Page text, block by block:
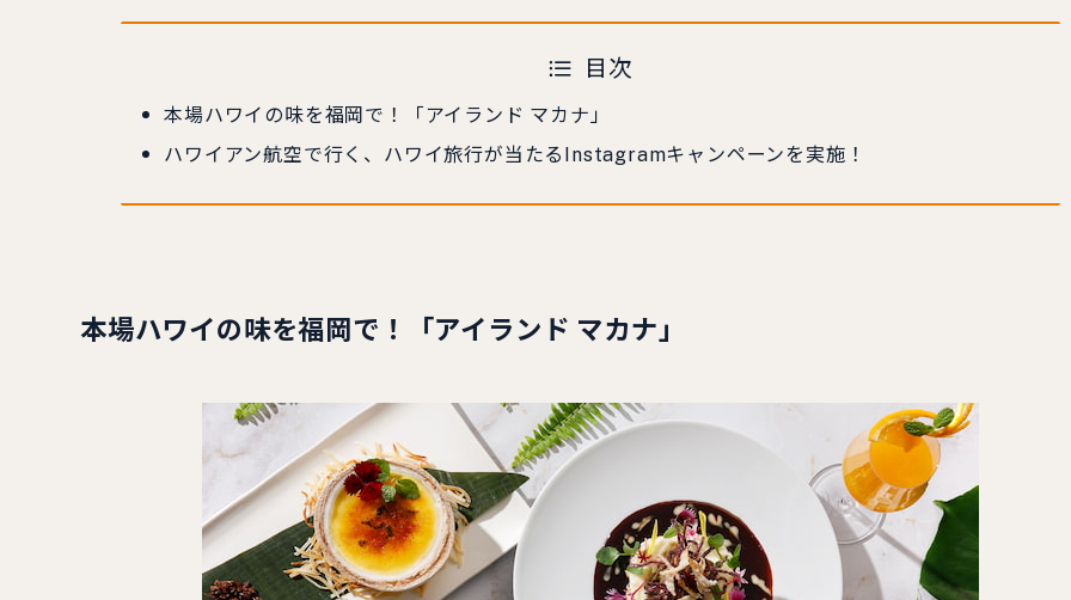
目次
本場ハワイの味を福岡で！「アイランド マカナ」
ハワイアン航空で行く、ハワイ旅行が当たるInstagramキャンペーンを実施！
本場ハワイの味を福岡で！「アイランド マカナ」